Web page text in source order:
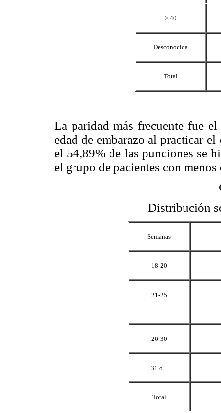
> 40
Desconocida
Total
La paridad más frecuente fue
edad de embarazo al practicar
el 54,89% de las punciones se
el grupo de pacientes con
Distribución
Semanas
18-20
21-25
26-30
31 o +
Total